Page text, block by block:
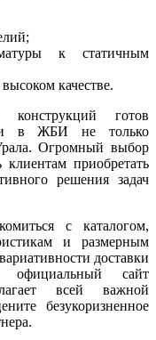
к статичным
качестве.
конструкций готов
в ЖБИ не только
Огромный выбор
приобретать
решения задач
с каталогом,
и размерным
доставки
сайт
всей важной
безукоризненное